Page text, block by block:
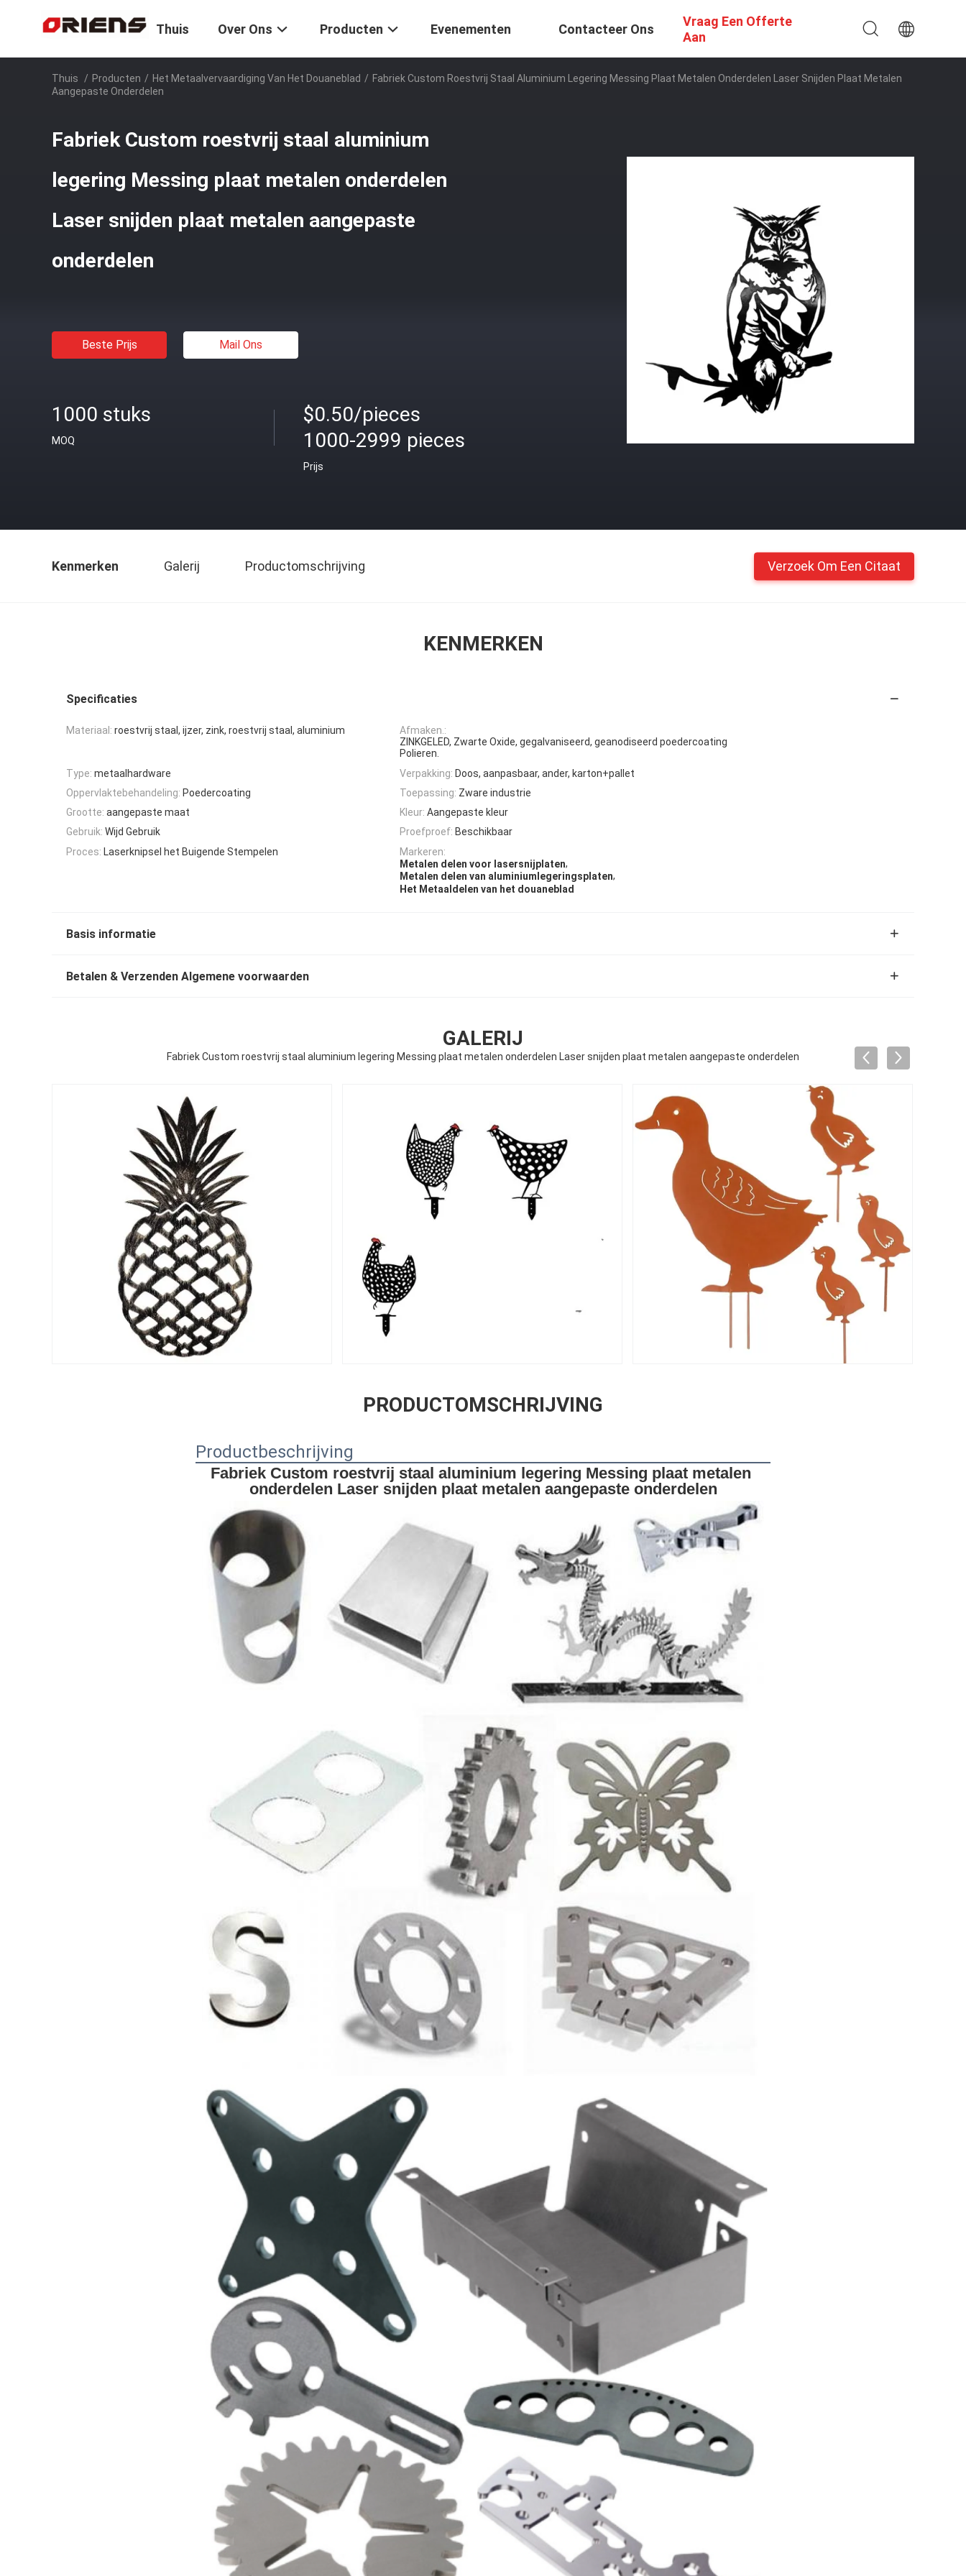
Thuis Over Ons Producten Evenementen Contacteer Ons
Vraag Een Offerte
Aan
Thuis / Producten / Het Metaalvervaardiging Van Het Douaneblad / Fabriek Custom Roestvrij Staal Aluminium Legering Messing Plaat Metalen Onderdelen Laser Snijden Plaat Metalen
Aangepaste Onderdelen
Fabriek Custom roestvrij staal aluminium
legering Messing plaat metalen onderdelen
Laser snijden plaat metalen aangepaste
onderdelen
Beste Prijs Mail Ons
1000 stuks
MOQ
$0.50/pieces
1000-2999 pieces
Prijs
Kenmerken Galerij Productomschrijving Verzoek Om Een Citaat
KENMERKEN
Specificaties
Materiaal: roestvrij staal, ijzer, zink, roestvrij staal, aluminium
Afmaken.:
ZINKGELED, Zwarte Oxide, gegalvaniseerd, geanodiseerd poedercoating
Polieren.
Type: metaalhardware Verpakking: Doos, aanpasbaar, ander, karton+pallet
Oppervlaktebehandeling: Poedercoating Toepassing: Zware industrie
Grootte: aangepaste maat Kleur: Aangepaste kleur
Gebruik: Wijd Gebruik Proefproef: Beschikbaar
Proces: Laserknipsel het Buigende Stempelen
Markeren:
Metalen delen voor lasersnijplaten,
Metalen delen van aluminiumlegeringsplaten,
Het Metaaldelen van het douaneblad
Basis informatie
Betalen & Verzenden Algemene voorwaarden
GALERIJ
Fabriek Custom roestvrij staal aluminium legering Messing plaat metalen onderdelen Laser snijden plaat metalen aangepaste onderdelen
PRODUCTOMSCHRIJVING
Productbeschrijving
Fabriek Custom roestvrij staal aluminium legering Messing plaat metalen
onderdelen Laser snijden plaat metalen aangepaste onderdelen